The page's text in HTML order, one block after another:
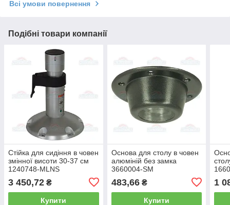
Всі умови повернення
Подібні товари компанії
Стійка для сидіння в човен
змінної висоти 30-37 см
1240748-MLNS
3 450,72 ₴
Купити
Основа для столу в човен
алюміній без замка
3660004-SM
483,66₴
Купити
1